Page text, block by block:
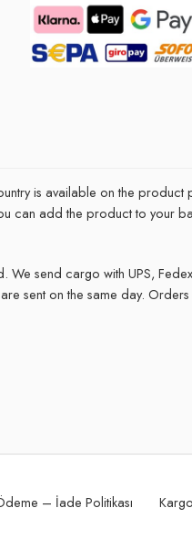
is available on the product
can add the product to your
We send cargo with UPS,
sent on the same day.
– İade Politikası